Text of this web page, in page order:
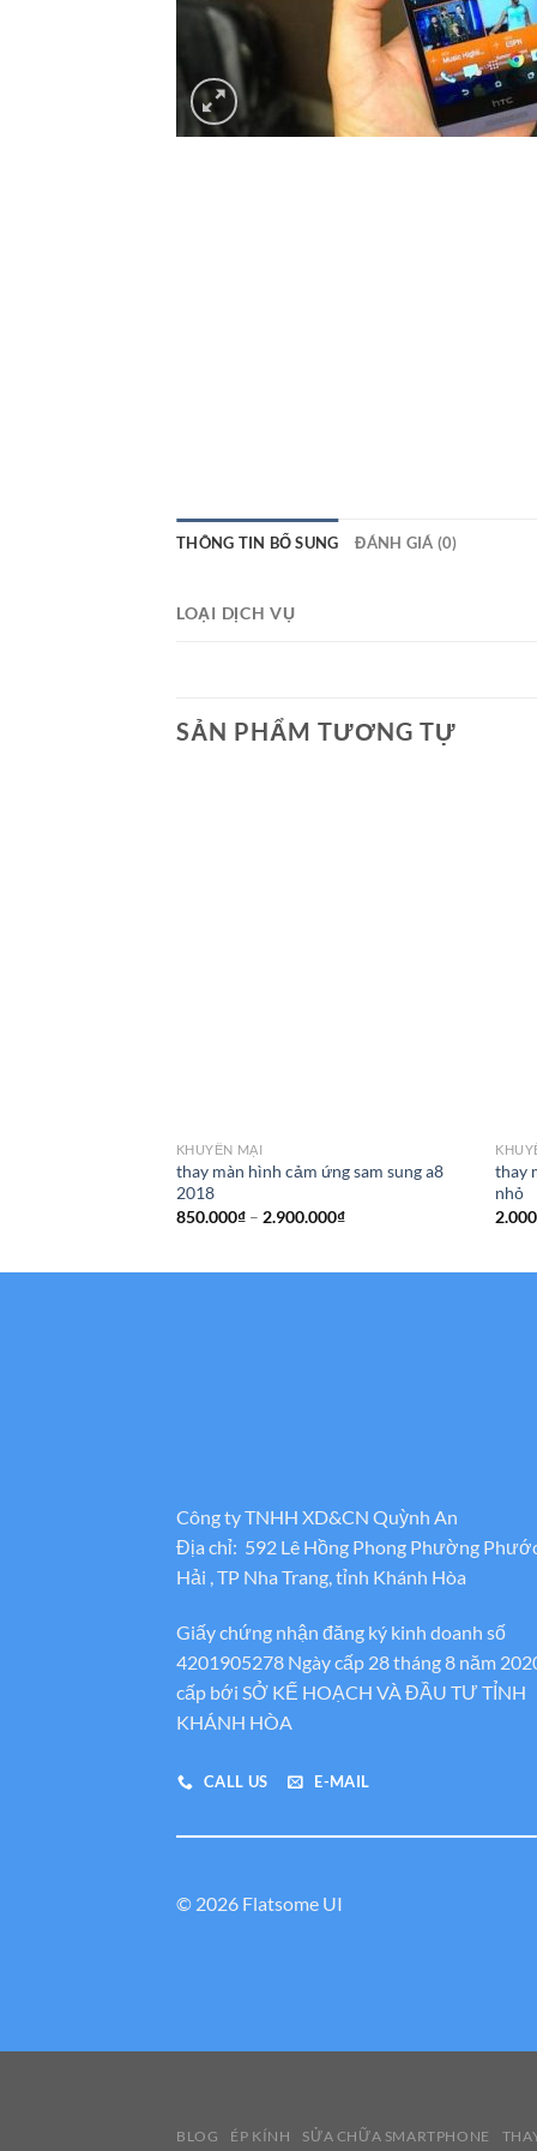
THÔNG TIN BỔ SUNG ĐÁNH GIÁ (0)
LOẠI DỊCH VỤ
SẢN PHẨM TƯƠNG TỰ
KHUYẾN MẠI
thay màn hình cảm ứng sam sung a8
2018
850.000₫ – 2.900.000₫Khoảng
thay
nhỏ
Công ty TNHH XD&CN Quỳnh An
Địa chỉ: 592 Lê Hồng Phong Phường
Hải , TP Nha Trang, tỉnh Khánh Hòa
Giấy chứng nhận đăng ký kinh doanh số
4201905278 Ngày cấp 28 tháng 8 năm
cấp bới SỞ KẾ HOẠCH VÀ ĐẦU TƯ TỈNH
KHÁNH HÒA
CALL US E-MAIL
© 2026 Flatsome UI
BLOG ÉP KÍNH SỬA CHỮA SMARTPHONE